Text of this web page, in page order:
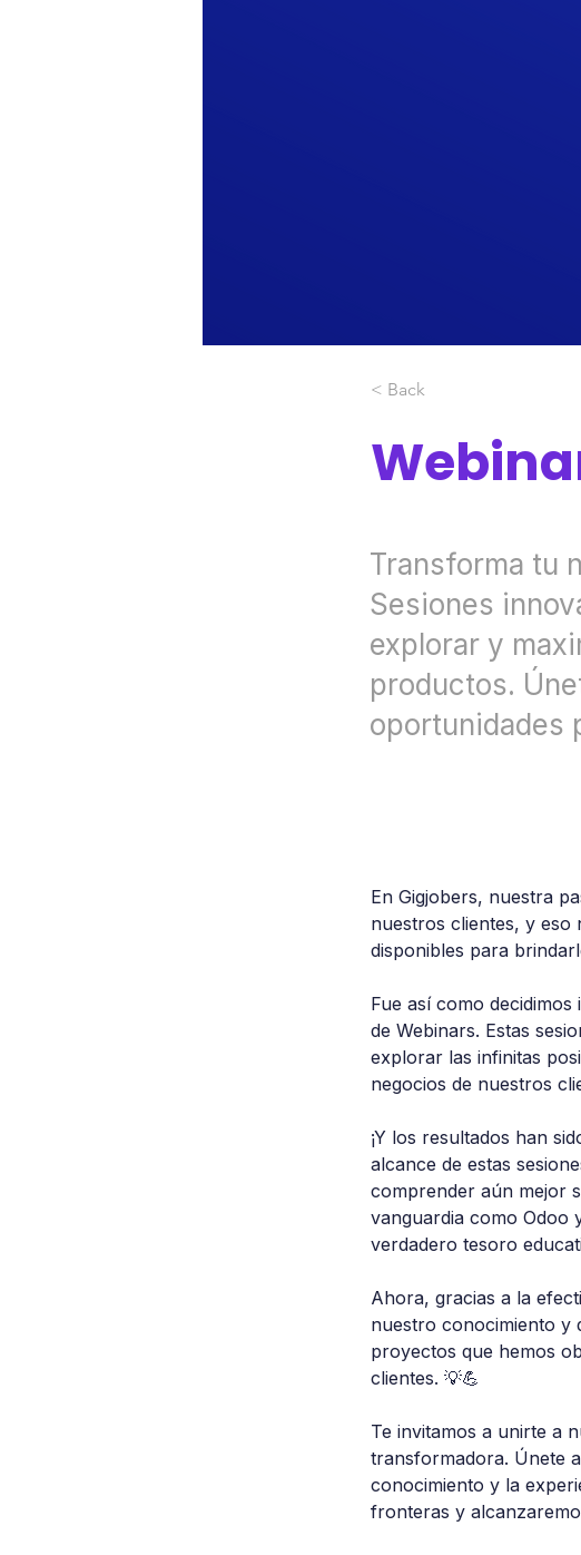
< Back
Transforma tu
Sesiones
explorar y
productos.
oportunidades
En Gigjobers, nuestra
nuestros clientes, y eso
disponibles para
Fue así como
de Webinars. Estas
explorar las infinitas
negocios de nuestros
¡Y los resultados han
alcance de estas
comprender aún mejor
vanguardia como Odoo
verdadero tesoro
Ahora, gracias a la
nuestro conocimiento y
proyectos que hemos
clientes. 💡💪
Te invitamos a unirte a
transformadora. Únete
conocimiento y la
fronteras y